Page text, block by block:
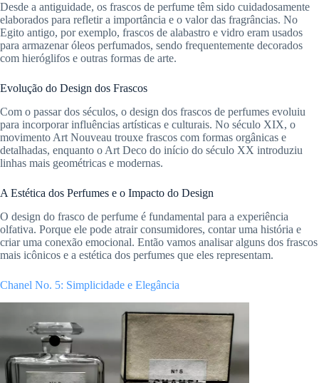
Desde a antiguidade, os frascos de perfume têm sido cuidadosamente
elaborados para refletir a importância e o valor das fragrâncias. No
Egito antigo, por exemplo, frascos de alabastro e vidro eram usados
para armazenar óleos perfumados, sendo frequentemente decorados
com hieróglifos e outras formas de arte.
Evolução do Design dos Frascos
Com o passar dos séculos, o design dos frascos de perfumes evoluiu
para incorporar influências artísticas e culturais. No século XIX, o
movimento Art Nouveau trouxe frascos com formas orgânicas e
detalhadas, enquanto o Art Deco do início do século XX introduziu
linhas mais geométricas e modernas.
A Estética dos Perfumes e o Impacto do Design
O design do frasco de perfume é fundamental para a experiência
olfativa. Porque ele pode atrair consumidores, contar uma história e
criar uma conexão emocional. Então vamos analisar alguns dos frascos
mais icônicos e a estética dos perfumes que eles representam.
Chanel No. 5: Simplicidade e Elegância